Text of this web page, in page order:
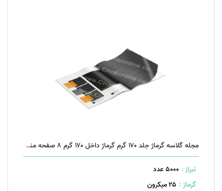
مجله گلاسه گرماژ جلد ۱۷۰ گرم گرماژ داخل ۱۷۰ گرم ۸ صفحه منگنه تخت
تیراژ : 5000 عدد
گرماژ : ۲۵ میکرون